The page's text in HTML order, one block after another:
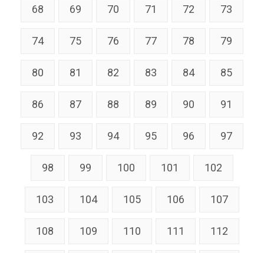
68 69 70 71 72 73
74 75 76 77 78 79
80 81 82 83 84 85
86 87 88 89 90 91
92 93 94 95 96 97
98 99 100 101 102
103 104 105 106 107
108 109 110 111 112